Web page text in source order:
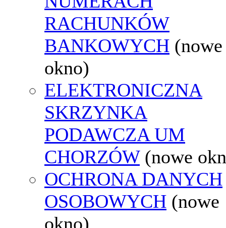
RACHUNKÓW
BANKOWYCH (nowe
okno)
ELEKTRONICZNA
SKRZYNKA
PODAWCZA UM
CHORZÓW (nowe
OCHRONA DANYCH
OSOBOWYCH (nowe
okno)